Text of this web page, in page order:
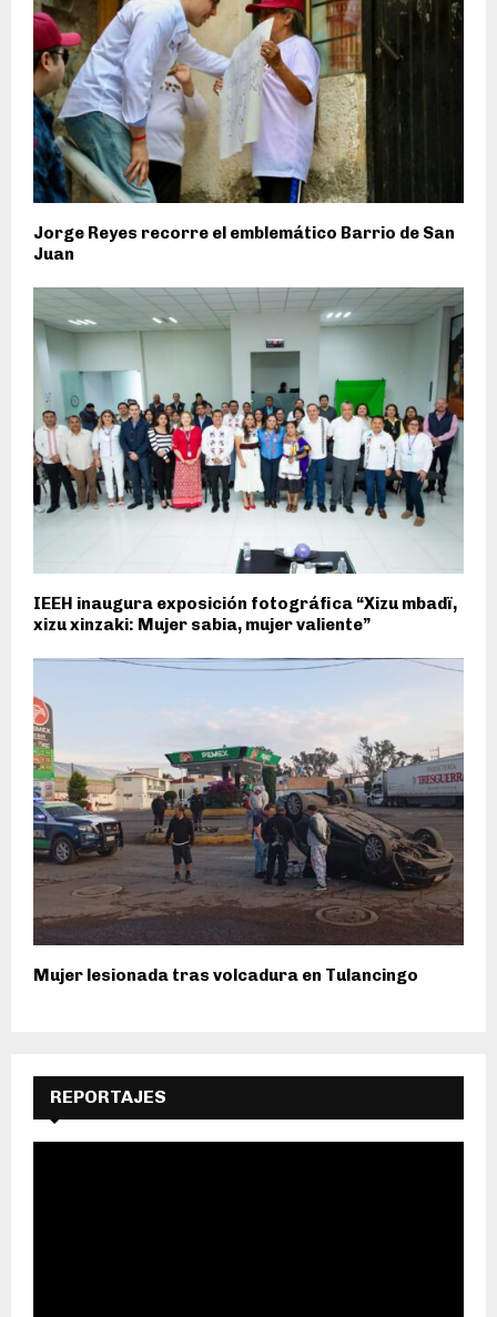
Jorge Reyes recorre el emblemático Barrio de San
Juan
IEEH inaugura exposición fotográfica “Xizu mbadï,
xizu xinzaki: Mujer sabia, mujer valiente”
Mujer lesionada tras volcadura en Tulancingo
REPORTAJES